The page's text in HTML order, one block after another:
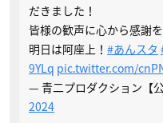
だきました！
皆様の歓声に心から感謝
明日は阿座上！ #あんスタ
9YLq pic.twitter.com/
— 青二プロダクション【
2024